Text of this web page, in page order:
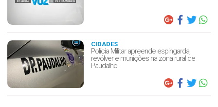
CIDADES
Polícia Militar apreende espingarda,
revólver e munições na zona rural de
Paudalho